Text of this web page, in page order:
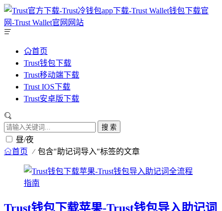
首页
Trust钱包下载
Trust移动端下载
Trust IOS下载
Trust安卓版下载
搜 索
昼/夜
首页 包含"助记词导入"标签的文章
Trust钱包下载苹果-Trust钱包导入助记词